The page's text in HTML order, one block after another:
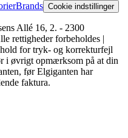
Brands Cookie indstillinger
Allé 16, 2. - 2300
rettigheder forbeholdes |
for tryk- og korrekturfejl
i øvrigt opmærksom på at din
før Elgiganten har
faktura.